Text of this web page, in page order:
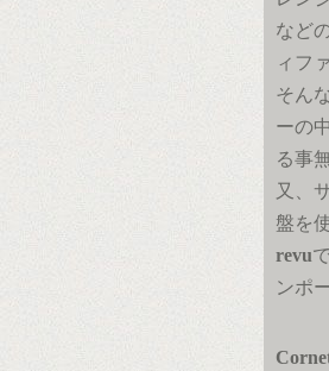
など
ィフ
そん
ーの
る事
又、
盤を
revu
ンポ